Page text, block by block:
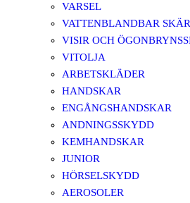
VARSEL
VATTENBLANDBAR
VISIR OCH
VITOLJA
ARBETSKLÄDER
HANDSKAR
ENGÅNGSHANDSKAR
ANDNINGSSKYDD
KEMHANDSKAR
JUNIOR
HÖRSELSKYDD
AEROSOLER